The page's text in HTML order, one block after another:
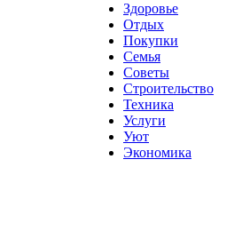
Здоровье
Отдых
Покупки
Семья
Советы
Строительство
Техника
Услуги
Уют
Экономика